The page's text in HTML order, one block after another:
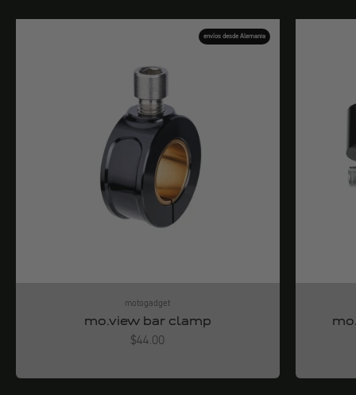
envíos desde Alemania
motogadget
mo.view bar clamp
Angebot
$44.00